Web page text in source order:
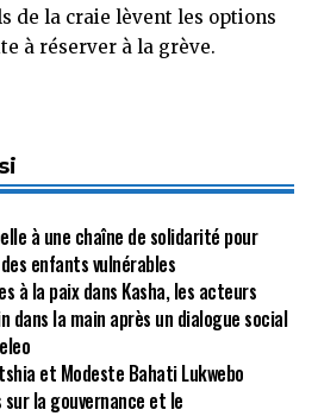
de la craie lèvent les options
à réserver à la grève.
à une chaîne de solidarité pour
enfants vulnérables
à la paix dans Kasha, les acteurs
dans la main après un dialogue social
et Modeste Bahati Lukwebo
la gouvernance et le